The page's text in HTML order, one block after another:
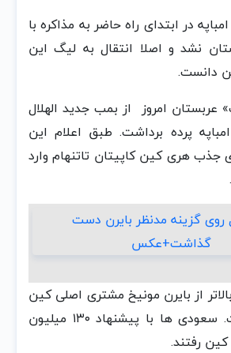
در ابتدای راه حاضر به مذاکره با
نشد و اصلا انتقال به لیگ این
دانست.
امروز از بمب جدید الهلال
پرده برداشت. طبق اعلام این
جذب هری کین کاپیتان تاتنهام وارد
از بایرن مونیخ مشتری اصلی کین
به تاتنهام است. سعودی ها با پیشنهاد ۱۳۰ میلیون
رفتند.